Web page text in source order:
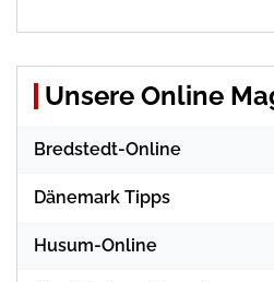
Unsere Online
Bredstedt-Online
Dänemark Tipps
Husum-Online